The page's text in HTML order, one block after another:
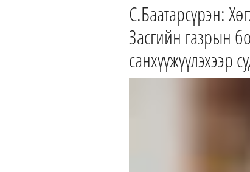
С.Баатарсүрэн:
Засгийн газрын
санхүүжүүлэхээр